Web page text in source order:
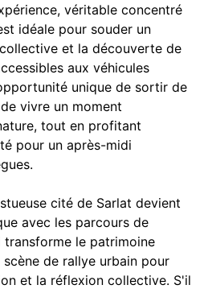
véritable concentré
idéale pour souder un
et la découverte de
aux véhicules
unique de sortir de
vivre un moment
tout en profitant
pour un après-midi
cité de Sarlat devient
avec les parcours de
transforme le patrimoine
de rallye urbain pour
et la réflexion collective. S'il